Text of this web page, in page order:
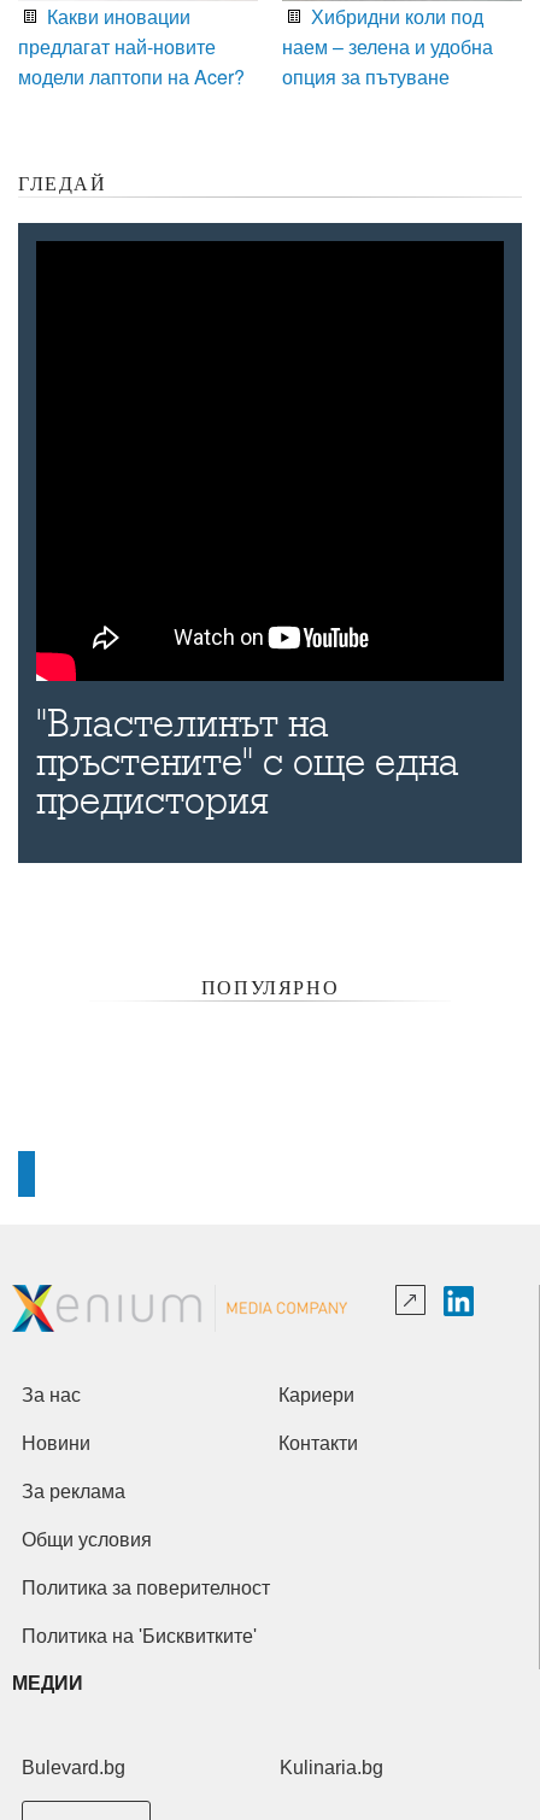
Какви иновации
предлагат най-новите
модели лаптопи на Acer?
Хибридни коли под
наем – зелена и удобна
опция за пътуване
ГЛЕДАЙ
"Властелинът на
пръстените" с още една
предистория
ПОПУЛЯРНО
За нас Кариери
Новини Контакти
За реклама
Общи условия
Политика за поверителност
Политика на 'Бисквитките'
МЕДИИ
Bulevard.bg Kulinaria.bg